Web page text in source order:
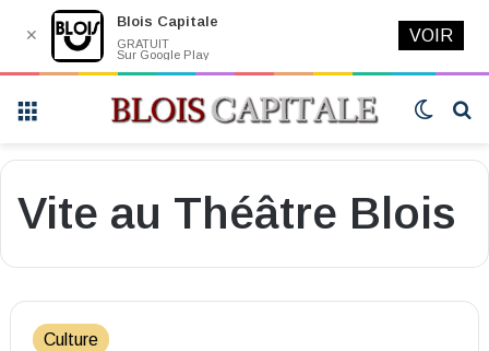
Switch
Vite au Théâtre Blois
Culture
✕
Blois Capitale
GRATUIT
Sur Google Play
VOIR